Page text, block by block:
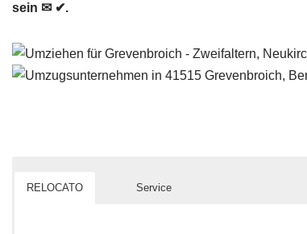
sein ✉ ✔.
RELOCATO Service